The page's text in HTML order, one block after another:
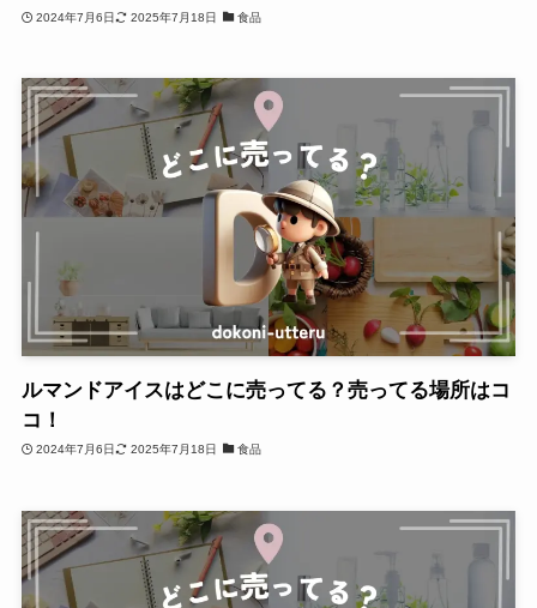
2024年7月6日 2025年7月18日 食品
ルマンドアイスはどこに売ってる？売ってる場所はコ
コ！
2024年7月6日 2025年7月18日 食品